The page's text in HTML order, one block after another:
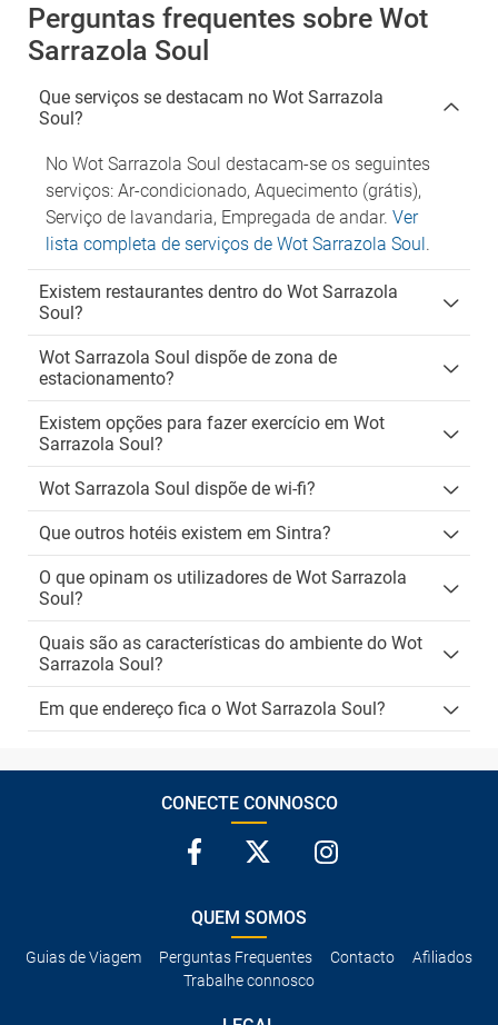
Perguntas frequentes sobre Wot
Sarrazola Soul
Que serviços se destacam no Wot Sarrazola
Soul?
No Wot Sarrazola Soul destacam-se os seguintes
serviços: Ar-condicionado, Aquecimento (grátis),
Serviço de lavandaria, Empregada de andar. Ver
lista completa de serviços de Wot Sarrazola Soul.
Existem restaurantes dentro do Wot Sarrazola
Soul?
Wot Sarrazola Soul dispõe de zona de
estacionamento?
Existem opções para fazer exercício em Wot
Sarrazola Soul?
Wot Sarrazola Soul dispõe de wi-fi?
Que outros hotéis existem em Sintra?
O que opinam os utilizadores de Wot Sarrazola
Soul?
Quais são as características do ambiente do Wot
Sarrazola Soul?
Em que endereço fica o Wot Sarrazola Soul?
CONECTE CONNOSCO
QUEM SOMOS
Guias de Viagem Perguntas Frequentes Contacto
Afiliados
Trabalhe connosco